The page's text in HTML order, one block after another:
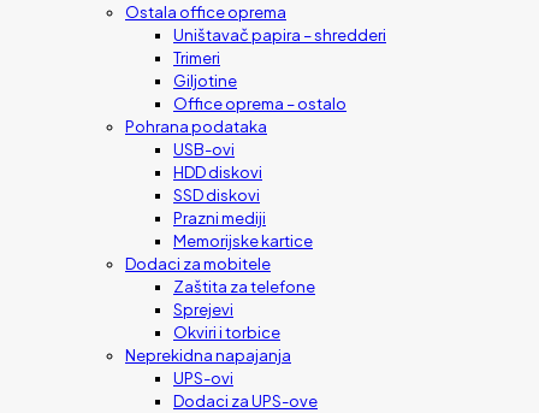
Ostala office oprema
Uništavač papira – shredderi
Trimeri
Giljotine
Office oprema – ostalo
Pohrana podataka
USB-ovi
HDD diskovi
SSD diskovi
Prazni mediji
Memorijske kartice
Dodaci za mobitele
Zaštita za telefone
Sprejevi
Okviri i torbice
Neprekidna napajanja
UPS-ovi
Dodaci za UPS-ove